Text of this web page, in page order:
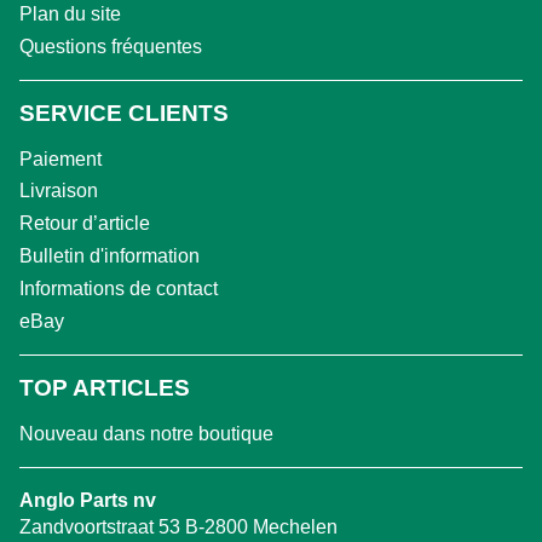
Plan du site
Questions fréquentes
SERVICE CLIENTS
Paiement
Livraison
Retour d’article
Bulletin d'information
Informations de contact
eBay
TOP ARTICLES
Nouveau dans notre boutique
Anglo Parts nv
Zandvoortstraat 53 B-2800 Mechelen